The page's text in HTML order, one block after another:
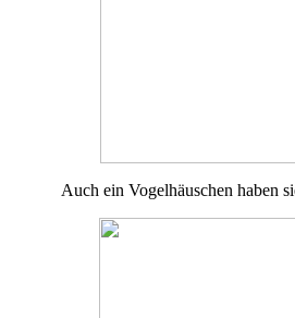
Auch ein Vogelhäuschen haben